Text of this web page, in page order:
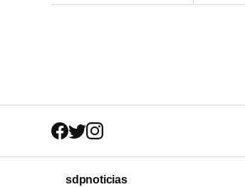
sdpnoticias